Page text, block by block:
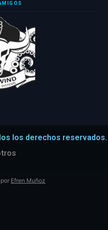
los derechos reservados.
Efren Muñoz